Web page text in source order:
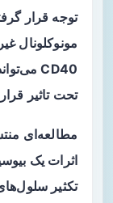
توجه قرار
تحت تاثیر
تکثیر